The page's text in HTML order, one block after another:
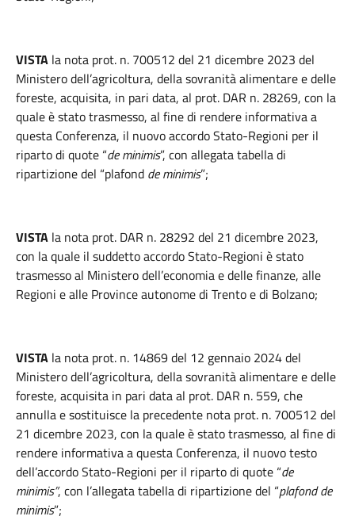
VISTA la nota prot. n. 700512 del 21 dicembre 2023 del
Ministero dell’agricoltura, della sovranità alimentare e delle
foreste, acquisita, in pari data, al prot. DAR n. 28269, con la
quale è stato trasmesso, al fine di rendere informativa a
questa Conferenza, il nuovo accordo Stato-Regioni per il
riparto di quote “de minimis”, con allegata tabella di
ripartizione del “plafond de minimis”;
VISTA la nota prot. DAR n. 28292 del 21 dicembre 2023,
con la quale il suddetto accordo Stato-Regioni è stato
trasmesso al Ministero dell’economia e delle finanze, alle
Regioni e alle Province autonome di Trento e di Bolzano;
VISTA la nota prot. n. 14869 del 12 gennaio 2024 del
Ministero dell’agricoltura, della sovranità alimentare e delle
foreste, acquisita in pari data al prot. DAR n. 559, che
annulla e sostituisce la precedente nota prot. n. 700512 del
21 dicembre 2023, con la quale è stato trasmesso, al fine di
rendere informativa a questa Conferenza, il nuovo testo
dell’accordo Stato-Regioni per il riparto di quote “de
minimis”, con l’allegata tabella di ripartizione del “plafond de
minimis”;